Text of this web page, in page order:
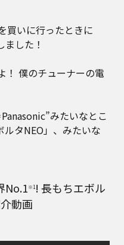
買いに行ったときに
ました！
！ 僕のチューナーの電
みたいなとこ
タNEO」、みたいな
No.1※1 ! 長もちエボル
動画